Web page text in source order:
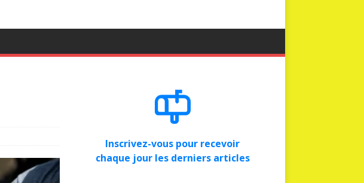
Inscrivez-vous pour recevoir
chaque jour les derniers articles